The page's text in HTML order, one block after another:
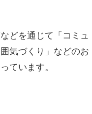
どを通じて「コミュ
気づくり」などのお
ています。